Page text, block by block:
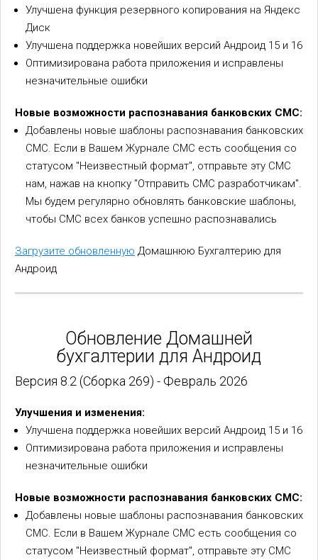
Улучшена функция резервного копирования на Яндекс
Диск
Улучшена поддержка новейших версий Андроид 15 и 16
Оптимизирована работа приложения и исправлены
незначительные ошибки
Новые возможности распознавания банковских СМС:
Добавлены новые шаблоны распознавания банковских
СМС. Если в Вашем Журнале СМС есть сообщения со
статусом "Неизвестный формат", отправьте эту СМС
нам, нажав на кнопку "Отправить СМС разработчикам".
Мы будем регулярно обновлять банковские шаблоны,
чтобы СМС всех банков успешно распознавались
Загрузите обновленную Домашнюю Бухгалтерию для
Андроид
Обновление Домашней
бухгалтерии для Андроид
Версия 8.2 (Сборка 269) - Февраль 2026
Улучшения и изменения:
Улучшена поддержка новейших версий Андроид 15 и 16
Оптимизирована работа приложения и исправлены
незначительные ошибки
Новые возможности распознавания банковских СМС:
Добавлены новые шаблоны распознавания банковских
СМС. Если в Вашем Журнале СМС есть сообщения со
статусом "Неизвестный формат", отправьте эту СМС